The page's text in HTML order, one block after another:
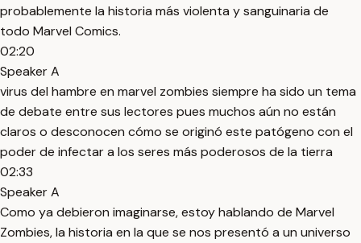
probablemente la historia más violenta y sanguinaria de
todo Marvel Comics.
02:20
Speaker A
virus del hambre en marvel zombies siempre ha sido un tema
de debate entre sus lectores pues muchos aún no están
claros o desconocen cómo se originó este patógeno con el
poder de infectar a los seres más poderosos de la tierra
02:33
Speaker A
Como ya debieron imaginarse, estoy hablando de Marvel
Zombies, la historia en la que se nos presentó a un universo